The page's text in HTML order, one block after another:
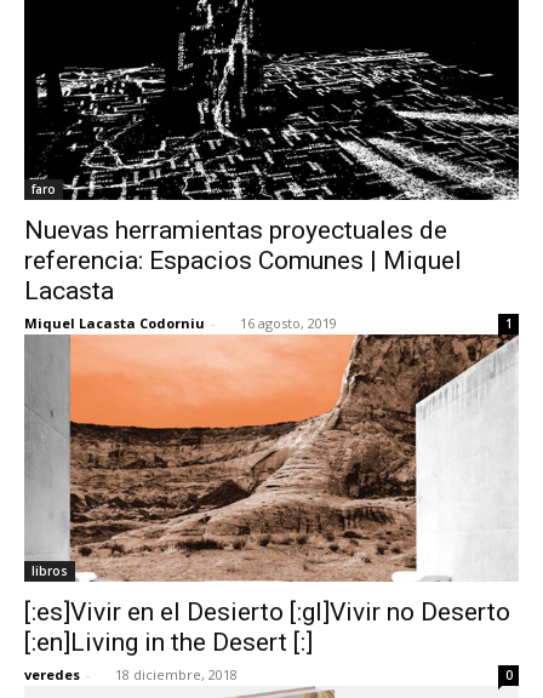
faro
Nuevas herramientas proyectuales de
referencia: Espacios Comunes | Miquel
Lacasta
Miquel Lacasta Codorniu - 16 agosto, 2019 1
libros
[:es]Vivir en el Desierto [:gl]Vivir no Deserto
[:en]Living in the Desert [:]
veredes - 18 diciembre, 2018 0